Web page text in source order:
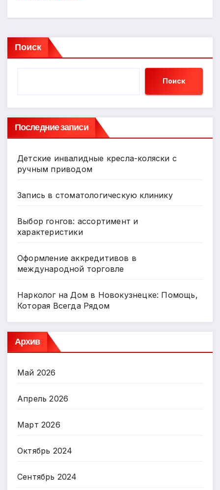
Поиск
Поиск
Последние записи
Детские инвалидные кресла-коляски с
ручным приводом
Запись в стоматологическую клинику
Выбор гонгов: ассортимент и
характеристики
Оформление аккредитивов в
международной торговле
Нарколог на Дом в Новокузнецке: Помощь,
Которая Всегда Рядом
Архив
Май 2026
Апрель 2026
Март 2026
Октябрь 2024
Сентябрь 2024